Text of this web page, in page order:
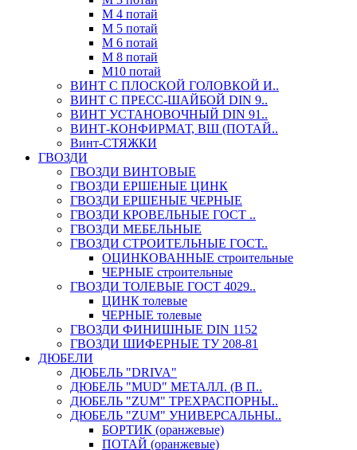
М 4 потай
М 5 потай
М 6 потай
М 8 потай
М10 потай
ВИНТ С ПЛОСКОЙ ГОЛОВКОЙ И..
ВИНТ С ПРЕСС-ШАЙБОЙ DIN 9..
ВИНТ УСТАНОВОЧНЫЙ DIN 91..
ВИНТ-КОНФИРМАТ, ВШ (ПОТАЙ..
Винт-СТЯЖКИ
ГВОЗДИ
ГВОЗДИ ВИНТОВЫЕ
ГВОЗДИ ЕРШЕНЫЕ ЦИНК
ГВОЗДИ ЕРШЕНЫЕ ЧЕРНЫЕ
ГВОЗДИ КРОВЕЛЬНЫЕ ГОСТ ..
ГВОЗДИ МЕБЕЛЬНЫЕ
ГВОЗДИ СТРОИТЕЛЬНЫЕ ГОСТ..
ОЦИНКОВАННЫЕ строительные
ЧЕРНЫЕ строительные
ГВОЗДИ ТОЛЕВЫЕ ГОСТ 4029..
ЦИНК толевые
ЧЕРНЫЕ толевые
ГВОЗДИ ФИНИШНЫЕ DIN 1152
ГВОЗДИ ШИФЕРНЫЕ ТУ 208-81
ДЮБЕЛИ
ДЮБЕЛЬ "DRIVA"
ДЮБЕЛЬ "MUD" МЕТАЛЛ. (В П..
ДЮБЕЛЬ "ZUM" ТРЕХРАСПОРНЫ..
ДЮБЕЛЬ "ZUM" УНИВЕРСАЛЬНЫ..
БОРТИК (оранжевые)
ПОТАЙ (оранжевые)